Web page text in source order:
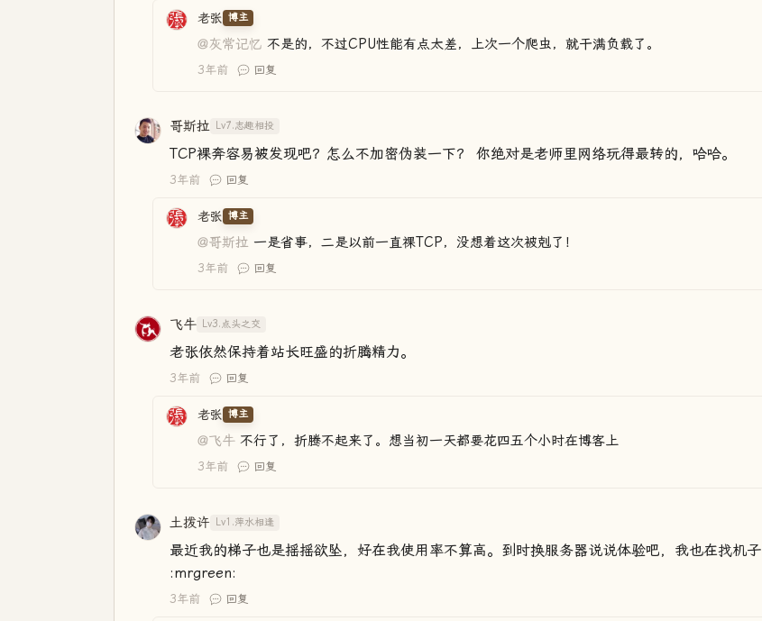
老张 博主
@灰常记忆 不是的，不过CPU性能有点太差，上次一个爬虫，就干满负载了。
3年前 回复
哥斯拉 Lv7.志趣相投
TCP裸奔容易被发现吧？怎么不加密伪装一下？ 你绝对是老师里网络玩得最转的，哈哈。
3年前 回复
老张 博主
@哥斯拉 一是省事，二是以前一直祼TCP，没想着这次被剋了！
3年前 回复
飞牛 Lv3.点头之交
老张依然保持着站长旺盛的折腾精力。
3年前 回复
老张 博主
@飞牛 不行了，折腾不起来了。想当初一天都要花四五个小时在博客上
3年前 回复
土拨许 Lv1.萍水相逢
最近我的梯子也是摇摇欲坠，好在我使用率不算高。到时换服务器说说体验吧，我也在找机子
:mrgreen:
3年前 回复